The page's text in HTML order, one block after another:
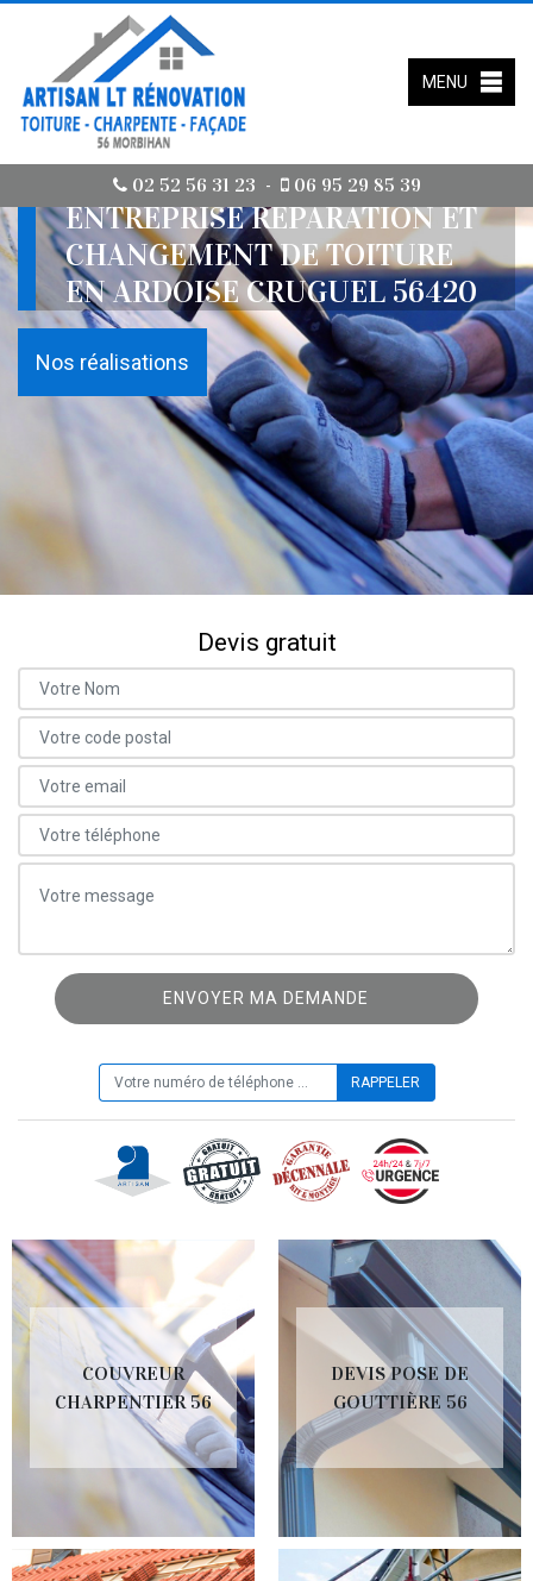
02 52 56 31 23 - 06 95 29 85 39
MENU
ENTREPRISE RÉPARATION ET
CHANGEMENT DE TOITURE
EN ARDOISE CRUGUEL 56420
Nos réalisations
Devis gratuit
COUVREUR
CHARPENTIER 56
DEVIS POSE DE
GOUTTIÈRE 56